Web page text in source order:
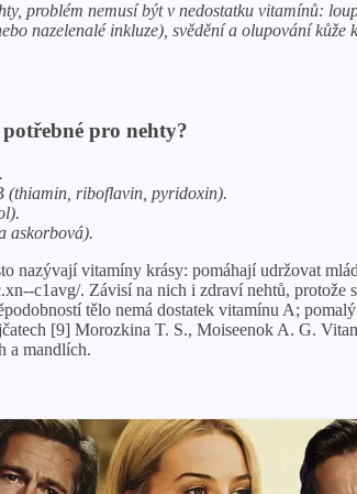
problém nemusí být v nedostatku vitamínů:
nazelenalé inkluze), svědění a olupování
pro nehty?
(thiamin, riboflavin, pyridoxin).
askorbová).
nazývají vitamíny krásy: pomáhají udržovat
c1avg/. Závisí na nich i zdraví nehtů,
tělo nemá dostatek vitamínu A;
[9] Morozkina T. S., Moiseenok A. G.
a mandlích.